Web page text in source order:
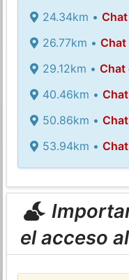
24.34km •
26.77km • Chat
29.12km • Chat
40.46km •
50.86km •
53.94km •
el acceso